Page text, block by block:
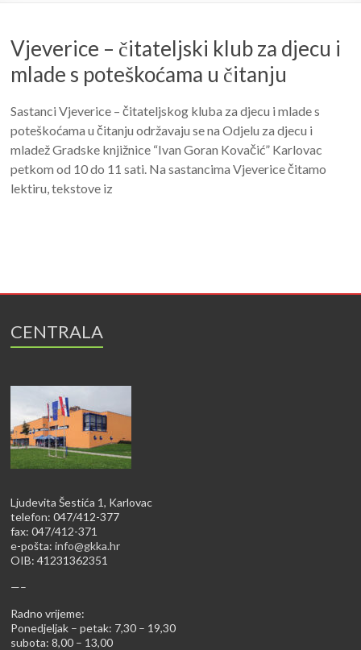
Vjeverice – čitateljski klub za djecu i
mlade s poteškoćama u čitanju
Sastanci Vjeverice – čitateljskog kluba za djecu i mlade s
poteškoćama u čitanju održavaju se na Odjelu za djecu i
mladež Gradske knjižnice “Ivan Goran Kovačić” Karlovac
petkom od 10 do 11 sati. Na sastancima Vjeverice čitamo
lektiru, tekstove iz
CENTRALA
Ljudevita Šestića 1, Karlovac
telefon: 047/412-377
fax: 047/412-371
e-pošta:info@gkka.hr
OIB: 41231362351
—–
Radno vrijeme:
Ponedjeljak – petak: 7,30 – 19,30
subota: 8,00 – 13,00